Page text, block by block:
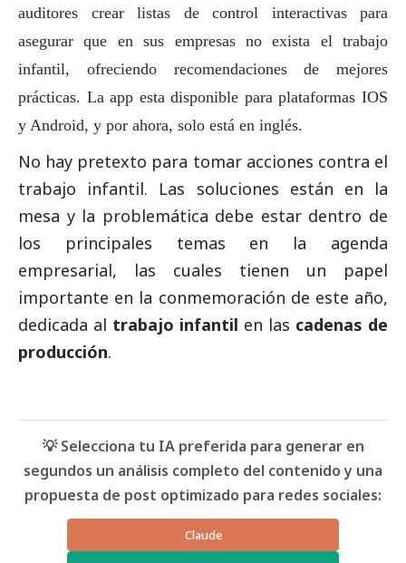
auditores crear listas de control interactivas para
asegurar que en sus empresas no exista el trabajo
infantil, ofreciendo recomendaciones de mejores
prácticas. La app esta disponible para plataformas IOS
y Android, y por ahora, solo está en inglés.
No hay pretexto para tomar acciones contra el
trabajo infantil. Las soluciones están en la
mesa y la problemática debe estar dentro de
los principales temas en la agenda
empresarial, las cuales tienen un papel
importante en la conmemoración de este año,
dedicada al trabajo infantil en las cadenas de
producción.
💡 Selecciona tu IA preferida para generar en
segundos un análisis completo del contenido y una
propuesta de post optimizado para redes sociales:
Claude